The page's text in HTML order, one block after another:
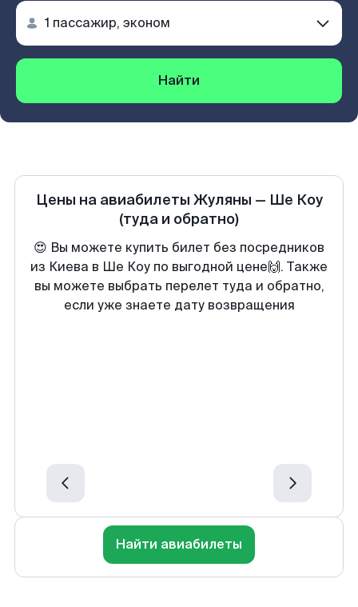
Найти
Цены на авиабилеты Жуляны — Ше Коу
(туда и обратно)
😍 Вы можете купить билет без посредников
из Киева в Ше Коу по выгодной цене🙌. Также
вы можете выбрать перелет туда и обратно,
если уже знаете дату возвращения
Найти авиабилеты